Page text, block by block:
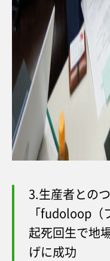
3.生産者との
「fudoloop（
起死回生で地
げに成功